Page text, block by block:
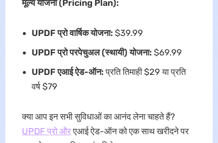
मूल्य योजना (Pricing Plan):
UPDF प्रो वार्षिक योजना: $39.99
UPDF प्रो परपेचुअल (स्थायी) योजना: $69.99
UPDF एआई ऐड-ऑन:प्रति तिमाही $29 या प्रति
वर्ष $79
क्या आप इन सभी सुविधाओं का आनंद लेना चाहते हैं?
UPDF प्रो औरएआई ऐड-ऑन को एक साथ खरीदने पर